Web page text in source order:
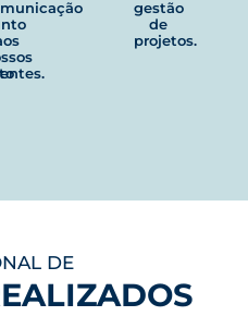
gestão
de
projetos.
DE